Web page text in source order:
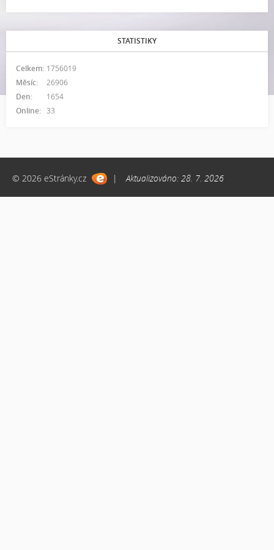
STATISTIKY
Online: 33
Celkem: 1756019
Měsíc:
26906
Den:
1654
© 2026 eStránky.cz | Aktualizováno: 28. 7. 2026